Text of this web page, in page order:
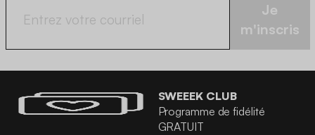
Je
m'inscris
SWEEEK CLUB
Programme de fidélité
GRATUIT